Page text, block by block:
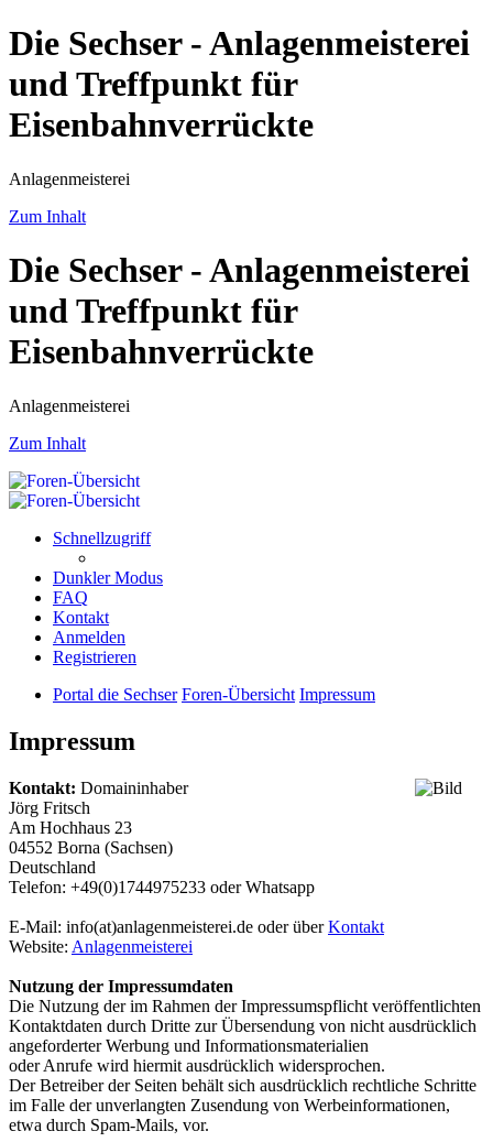
Die Sechser - Anlagenmeisterei
und Treffpunkt für
Eisenbahnverrückte
Anlagenmeisterei
Zum Inhalt
Die Sechser - Anlagenmeisterei
und Treffpunkt für
Eisenbahnverrückte
Anlagenmeisterei
Zum Inhalt
Schnellzugriff
Dunkler Modus
FAQ
Kontakt
Anmelden
Registrieren
Portal die Sechser Foren-Übersicht Impressum
Impressum
Kontakt: Domaininhaber
Jörg Fritsch
Am Hochhaus 23
04552 Borna (Sachsen)
Deutschland
Telefon: +49(0)1744975233 oder Whatsapp
E-Mail: info(at)anlagenmeisterei.de oder überKontakt
Website: Anlagenmeisterei
Nutzung der Impressumdaten
Die Nutzung der im Rahmen der Impressumspflicht veröffentlichten
Kontaktdaten durch Dritte zur Übersendung von nicht ausdrücklich
angeforderter Werbung und Informationsmaterialien
oder Anrufe wird hiermit ausdrücklich widersprochen.
Der Betreiber der Seiten behält sich ausdrücklich rechtliche Schritte
im Falle der unverlangten Zusendung von Werbeinformationen,
etwa durch Spam-Mails, vor.